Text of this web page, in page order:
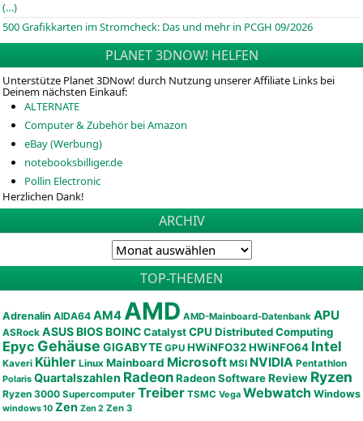
(…)
500 Grafikkarten im Stromcheck: Das und mehr in PCGH 09/2026
PLANET 3DNOW! HELFEN
Unterstütze Planet 3DNow! durch Nutzung unserer Affiliate Links bei
Deinem nächsten Einkauf:
ALTERNATE
Computer & Zubehör bei Amazon
eBay (Werbung)
notebooksbilliger.de
Pollin Electronic
Herzlichen Dank!
ARCHIV
TOP-THEMEN
Adrenalin AIDA64 AM4AMD AMD-Mainboard-Datenbank APU
ASRock ASUSBIOSBOINC Catalyst CPU Distributed Computing
Epyc Gehäuse GIGABYTE GPU HWiNFO32HWiNFO64 Intel
Kaveri Kühler Linux Mainboard Microsoft MSI NVIDIA Pentathlon
Polaris Quartalszahlen RadeonRadeon SoftwareReview Ryzen
Ryzen 3000 Supercomputer Treiber TSMC Vega Webwatch Windows
windows 10 Zen Zen 2 Zen 3